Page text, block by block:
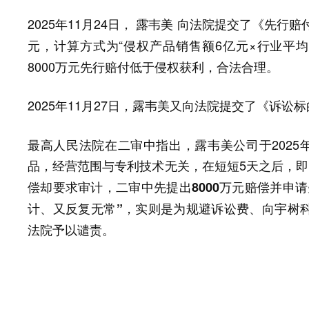
2025年11月24日， 露韦美 向法院提交了《先行赔
元 ，计算方式为“侵权产品销售额6亿元×行业平
8000万元先行赔付低于侵权获利，合法合理。
2025年11月27日，露韦美又向法院提交了《诉讼
最高人民法院在二审中指出，露韦美公司于
品，经营范围与专利技术无关，在短短5天之后，
偿却要求审计，二审中先提出8000万元赔偿并申
计、又反复无常”，实则是为规避诉讼费、向宇树
法院予以谴责。